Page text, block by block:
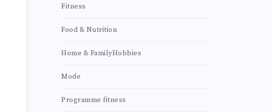
Fitness
Food & Nutrition
Home & FamilyHobbies
Mode
Programme fitness